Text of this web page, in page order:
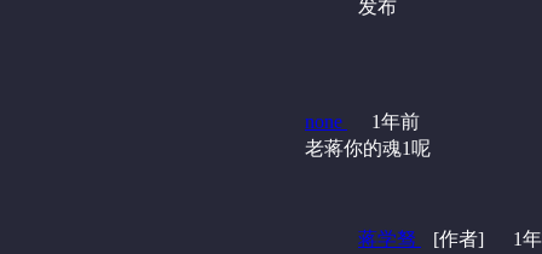
发布
none
1年前
老蒋你的魂1呢
蒋学驽 [作者] 1